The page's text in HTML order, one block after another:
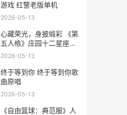
游戏 红警老版单机
2026-05-13
心藏荣光，身披缎彩 《第
五人格》庄园十二星座探
秘集
2026-05-13
终于等到你 终于等到你歌
曲原唱
2026-05-13
《自由篮球：典范服》人